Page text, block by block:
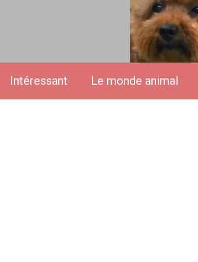
Intéressant Le monde animal